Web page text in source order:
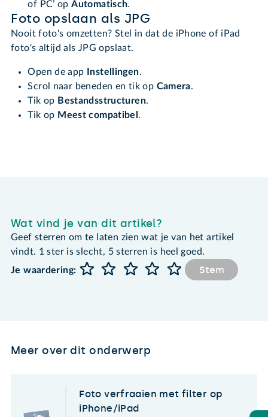
of PC’ opAutomatisch.
Foto opslaan als JPG
Nooit foto's omzetten? Stel in dat de iPhone of iPad
foto's altijd als JPG opslaat.
Open de app Instellingen.
Scrol naar beneden en tik op Camera.
Tik op Bestandsstructuren.
Tik op Meest compatibel .
Wat vind je van dit artikel?
Geef sterren om te laten zien wat je van het artikel
vindt. 1 ster is slecht, 5 sterren is heel goed.
Je waardering:
Stem
Meer over dit onderwerp
Foto verfraaien met filter op
iPhone/iPad